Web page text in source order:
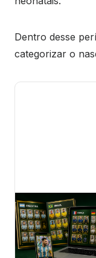
Dentro desse
categorizar o